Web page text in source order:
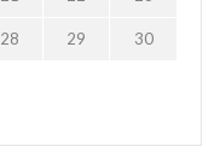
28 29 30